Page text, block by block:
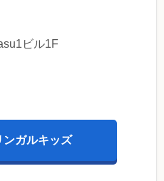
ビル1F
ンガルキッズ